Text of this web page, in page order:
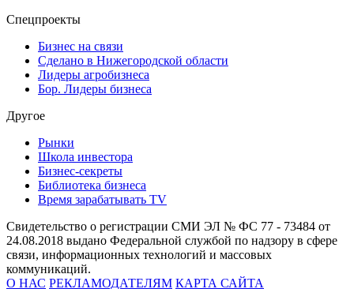
Спецпроекты
Бизнес на связи
Сделано в Нижегородской области
Лидеры агробизнеса
Бор. Лидеры бизнеса
Другое
Рынки
Школа инвестора
Бизнес-секреты
Библиотека бизнеса
Время зарабатывать TV
Свидетельство о регистрации СМИ ЭЛ № ФС 77 - 73484 от
24.08.2018 выдано Федеральной службой по надзору в сфере
связи, информационных технологий и массовых
коммуникаций.
О НАС РЕКЛАМОДАТЕЛЯМ КАРТА САЙТА